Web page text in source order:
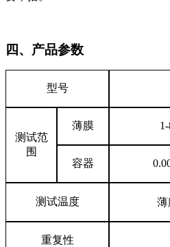
四、产品参数
型号
测试范
围
薄膜
容器
测试温度 薄
重复性